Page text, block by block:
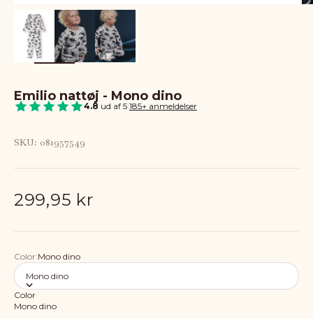
Emilio nattøj - Mono dino
4.8 ud af 5|185+ anmeldelser
SKU: 081957549
Salgspris
299,95 kr
Color:Mono dino
Mono dino
Color
Mono dino